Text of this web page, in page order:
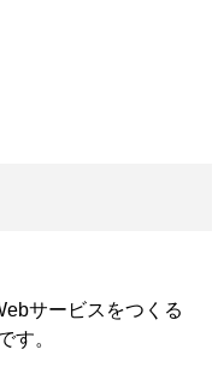
サービスをつくる
す。